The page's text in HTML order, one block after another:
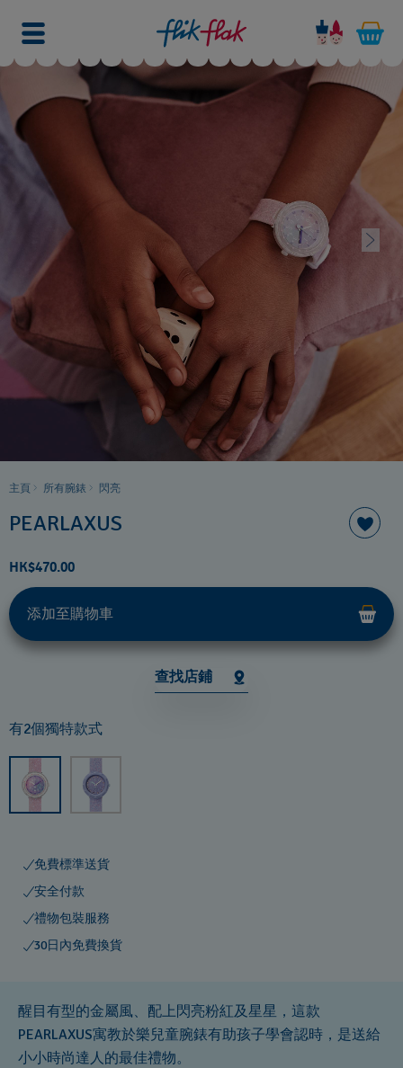
主頁 所有腕錶 閃亮
PEARLAXUS
HK$470.00
添加至購物車
查找店鋪
有2個獨特款式
免費標準送貨
安全付款
禮物包裝服務
30日內免費換貨
醒目有型的金屬風、配上閃亮粉紅及星星，這款
PEARLAXUS寓教於樂兒童腕錶有助孩子學會認時，是送給
小小時尚達人的最佳禮物。